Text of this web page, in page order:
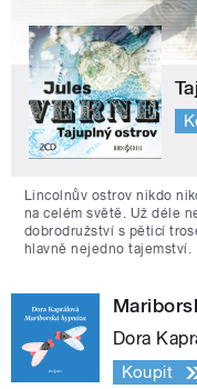
Lincolnův ostrov nikdo
na celém světě. Už déle
dobrodružství s pěticí
hlavně nejedno tajemství.
Dora
Koupit